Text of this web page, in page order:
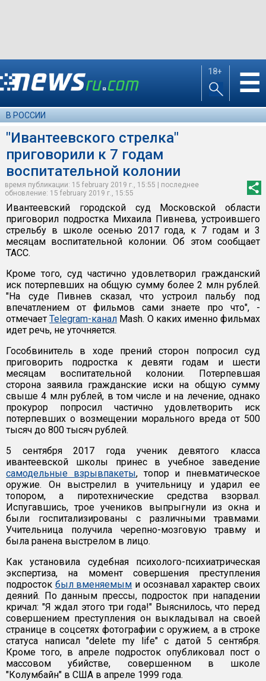
18+ ☰
В РОССИИ
"Ивантеевского стрелка"
приговорили к 7 годам
воспитательной колонии
время публикации: 15 february 2019 г., 15:55 | последнее
обновление: 15 february 2019 г., 15:55
Ивантеевский городской суд Московской области
приговорил подростка Михаила Пивнева, устроившего
стрельбу в школе осенью 2017 года, к 7 годам и 3
месяцам воспитательной колонии. Об этом сообщает
ТАСС.
Кроме того, суд частично удовлетворил гражданский
иск потерпевших на общую сумму более 2 млн рублей.
"На суде Пивнев сказал, что устроил пальбу под
впечатлением от фильмов сами знаете про что", -
отмечаетTelegram-канал Mash. О каких именно фильмах
идет речь, не уточняется.
Гособвинитель в ходе прений сторон попросил суд
приговорить подростка к девяти годам и шести
месяцам воспитательной колонии. Потерпевшая
сторона заявила гражданские иски на общую сумму
свыше 4 млн рублей, в том числе и на лечение, однако
прокурор попросил частично удовлетворить иск
потерпевших о возмещении морального вреда от 500
тысяч до 800 тысяч рублей.
5 сентября 2017 года ученик девятого класса
ивантеевской школы принес в учебное заведение
самодельные взрывпакеты, топор и пневматическое
оружие. Он выстрелил в учительницу и ударил ее
топором, а пиротехнические средства взорвал.
Испугавшись, трое учеников выпрыгнули из окна и
были госпитализированы с различными травмами.
Учительница получила черепно-мозговую травму и
была ранена выстрелом в лицо.
Как установила судебная психолого-психиатрическая
экспертиза, на момент совершения преступления
подросток был вменяемым и осознавал характер своих
деяний. По данным прессы, подросток при нападении
кричал: "Я ждал этого три года!" Выяснилось, что перед
совершением преступления он выкладывал на своей
странице в соцсетях фотографии с оружием, а в строке
статуса написал "delete my life" с датой 5 сентября.
Кроме того, в апреле подросток опубликовал пост о
массовом убийстве, совершенном в школе
"Колумбайн" в США в апреле 1999 года.